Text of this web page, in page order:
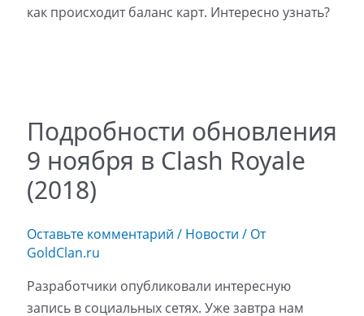
как происходит баланс карт. Интересно узнать?
Подробности обновления
9 ноября в Clash Royale
(2018)
Оставьте комментарий / Новости / От
GoldClan.ru
Разработчики опубликовали интересную
запись в социальных сетях. Уже завтра нам